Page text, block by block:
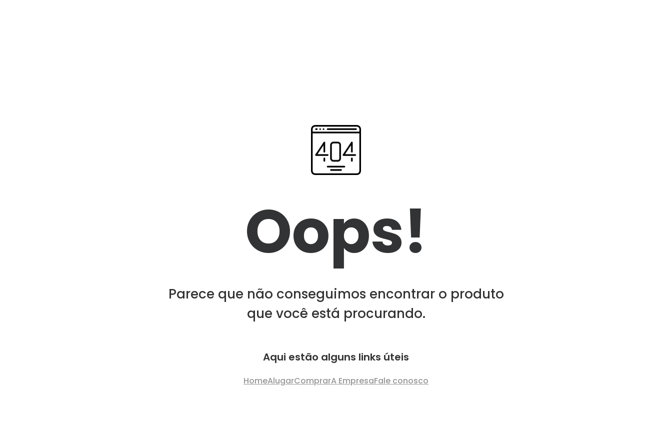
Oops!
Parece que não conseguimos encontrar o produto
que você está procurando.
Aqui estão alguns links úteis
HomeAlugarComprarA EmpresaFale conosco